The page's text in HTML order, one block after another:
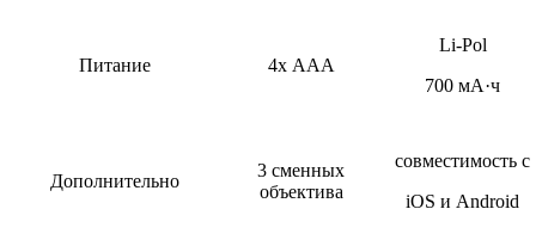
Питание 4х ААА
Li-Pol
700 мА·ч
Дополнительно
3 сменных
объектива
совместимость с
iOS и Android